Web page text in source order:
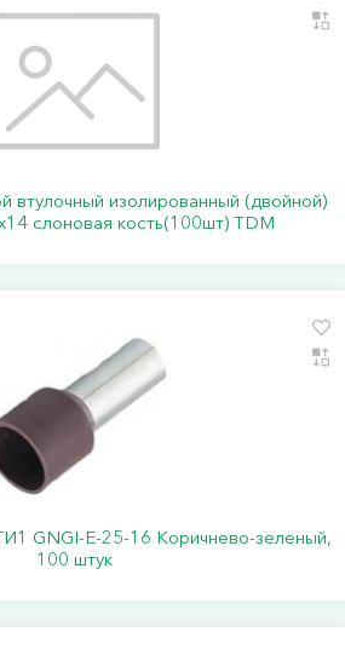
втулочный изолированный (двойной)
слоновая кость(100шт) TDM
GNGI-E-25-16 Коричнево-зеленый,
100 штук